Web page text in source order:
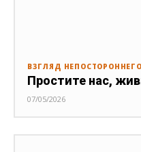
ВЗГЛЯД НЕПОСТОРОННЕГО
Простите нас,
07/05/2026